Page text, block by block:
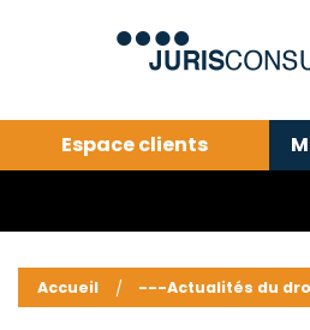
Espace clients
---
Accueil ---Actualités du